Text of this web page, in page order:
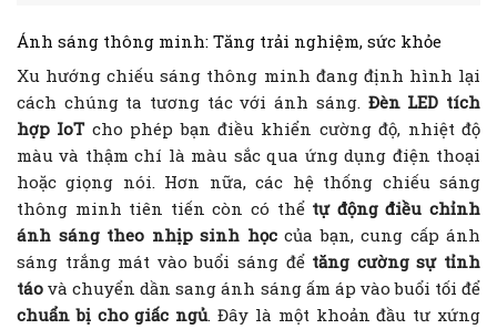
Ánh sáng thông minh: Tăng trải nghiệm, sức khỏe
Xu hướng chiếu sáng thông minh đang định hình lại
cách chúng ta tương tác với ánh sáng. Đèn LED tích
hợp IoTcho phép bạn điều khiển cường độ, nhiệt độ
màu và thậm chí là màu sắc qua ứng dụng điện thoại
hoặc giọng nói. Hơn nữa, các hệ thống chiếu sáng
thông minh tiên tiến còn có thể tự động điều chỉnh
ánh sáng theo nhịp sinh họccủa bạn, cung cấp ánh
sáng trắng mát vào buổi sáng để tăng cường sự tỉnh
táo và chuyển dần sang ánh sáng ấm áp vào buổi tối để
chuẩn bị cho giấc ngủ. Đây là một khoản đầu tư xứng